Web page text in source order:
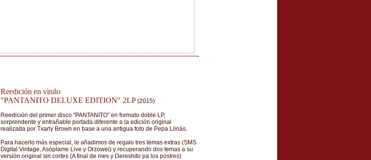
Reedición en vinilo
"PANTANITO DELUXE EDITION" 2LP(2015)
Reedición del primer disco "PANTANITO" en formato doble LP,
sorprendente y entrañable portada diferente a la edición original
realizada por Txarly Brown en base a una antigua foto de Pepa Llinás.
Para hacerlo más especial, le añadimos de regalo tres temas extras (SMS
Digital Vintage, Asóplame Live y Orzowei) y recuperando dos temas a su
versión original sin cortes (A final de mes y Dereshito pa los postres)